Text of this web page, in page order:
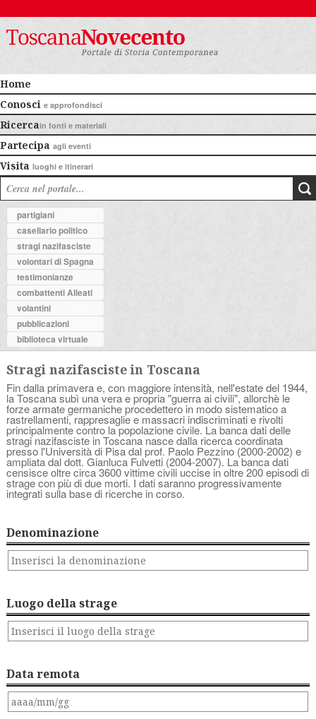
Home
Conosci e approfondisci
Ricercain fonti e materiali
Partecipa agli eventi
Visita luoghi e itinerari
partigiani
casellario politico
stragi nazifasciste
volontari di Spagna
testimonianze
combattenti Alleati
volantini
pubblicazioni
biblioteca virtuale
Stragi nazifasciste in Toscana
Fin dalla primavera e, con maggiore intensità, nell'estate del 1944,
la Toscana subì una vera e propria "guerra ai civili", allorchè le
forze armate germaniche procedettero in modo sistematico a
rastrellamenti, rappresaglie e massacri indiscriminati e rivolti
principalmente contro la popolazione civile. La banca dati delle
stragi nazifasciste in Toscana nasce dalla ricerca coordinata
presso l'Università di Pisa dal prof. Paolo Pezzino (2000-2002) e
ampliata dal dott. Gianluca Fulvetti (2004-2007). La banca dati
censisce oltre circa 3600 vittime civili uccise in oltre 200 episodi di
strage con più di due morti. I dati saranno progressivamente
integrati sulla base di ricerche in corso.
Denominazione
Luogo della strage
Data remota